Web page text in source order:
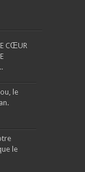
CŒUR
le
le